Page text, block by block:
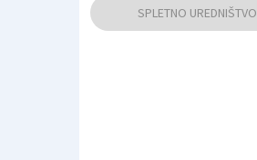
SPLETNO UREDNIŠTVO